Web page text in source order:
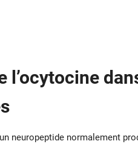
l’ocytocine
neuropeptide normalement